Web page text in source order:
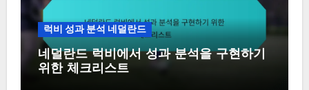
럭비 성과 분석 네덜란드
네덜란드 럭비에서 성과 분석을 구현하기
위한 체크리스트